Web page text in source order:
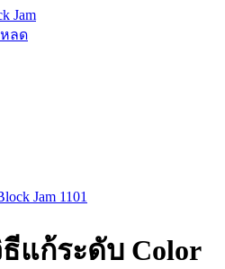
Jam
ลด
Jam 1101
แก้ระดับ Color